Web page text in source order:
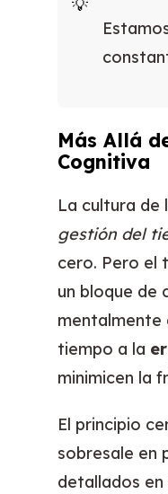
Más Allá
Cognitiva
La cultura de
gestión del
cero. Pero el
un bloque de
mentalmente
tiempo a la
minimicen la
El principio
sobresale en
detallados en